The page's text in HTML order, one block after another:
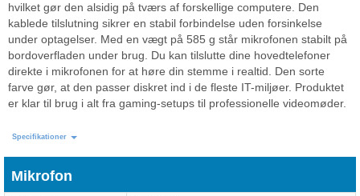
hvilket gør den alsidig på tværs af forskellige computere. Den
kablede tilslutning sikrer en stabil forbindelse uden forsinkelse
under optagelser. Med en vægt på 585 g står mikrofonen stabilt på
bordoverfladen under brug. Du kan tilslutte dine hovedtelefoner
direkte i mikrofonen for at høre din stemme i realtid. Den sorte
farve gør, at den passer diskret ind i de fleste IT-miljøer. Produktet
er klar til brug i alt fra gaming-setups til professionelle videomøder.
Specifikationer
Mikrofon